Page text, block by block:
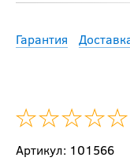
Гарантия
Артикул: 101566